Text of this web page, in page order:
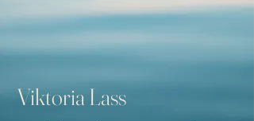
Viktoria Lass